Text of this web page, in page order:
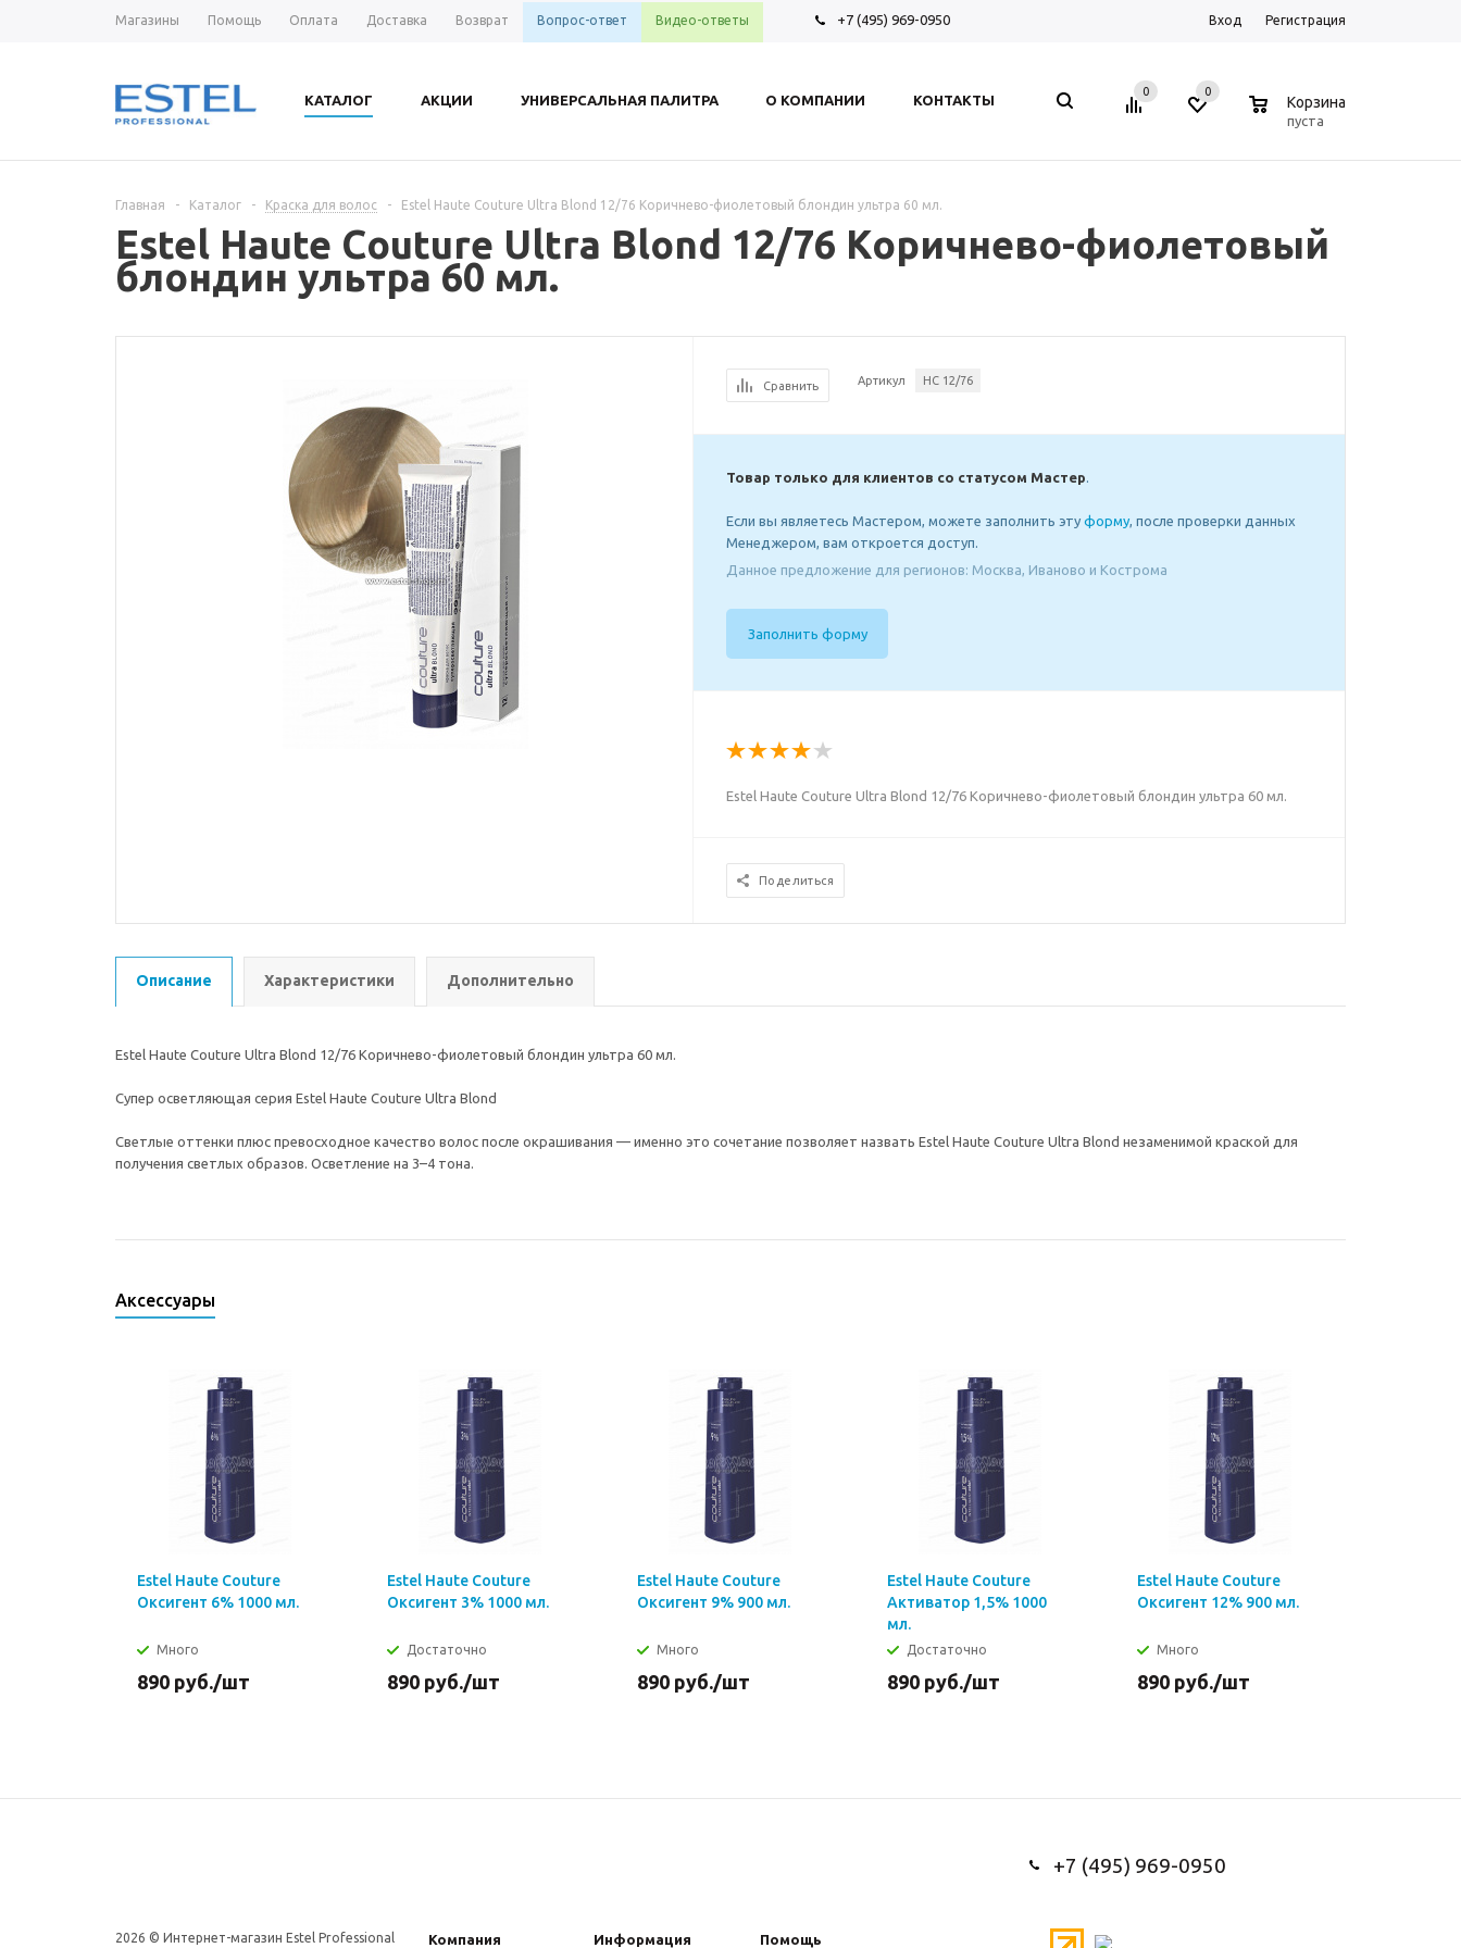
Магазины Помощь Оплата Доставка Возврат Вопрос-ответ Видео-ответы +7 (495) 969-0950 Вход Регистрация
КАТАЛОГ АКЦИИ УНИВЕРСАЛЬНАЯ ПАЛИТРА О КОМПАНИИ КОНТАКТЫ
0 0
Корзина
пуста
Главная - Каталог - Краска для волос - Estel Haute Couture Ultra Blond 12/76 Коричнево-фиолетовый блондин ультра 60 мл.
Estel Haute Couture Ultra Blond 12/76 Коричнево-фиолетовый
блондин ультра 60 мл.
Сравнить Артикул HC 12/76
Товар только для клиентов со статусом Мастер.
Если вы являетесь Мастером, можете заполнить этуформу, после проверки данных
Менеджером, вам откроется доступ.
Данное предложение для регионов: Москва, Иваново и Кострома
Заполнить форму
Estel Haute Couture Ultra Blond 12/76 Коричнево-фиолетовый блондин ультра 60 мл.
Поделиться
Описание Характеристики Дополнительно
Estel Haute Couture Ultra Blond 12/76 Коричнево-фиолетовый блондин ультра 60 мл.
Супер осветляющая серия Estel Haute Couture Ultra Blond
Светлые оттенки плюс превосходное качество волос после окрашивания — именно это сочетание позволяет назвать Estel Haute Couture Ultra Blond незаменимой краской для
получения светлых образов. Осветление на 3–4 тона.
Аксессуары
Estel Haute Couture
Оксигент 6% 1000 мл.
Много
890 руб./шт
Estel Haute Couture
Оксигент 3% 1000 мл.
Достаточно
890 руб./шт
Estel Haute Couture
Оксигент 9% 900 мл.
Много
890 руб./шт
Estel Haute Couture
Активатор 1,5% 1000
мл.
Достаточно
890 руб./шт
Estel Haute Couture
Оксигент 12% 900 мл.
Много
890 руб./шт
+7 (495) 969-0950
2026 © Интернет-магазин Estel Professional Компания Информация Помощь